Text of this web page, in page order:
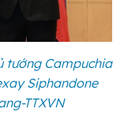
tướng Campuchia
Siphandone
TTXVN